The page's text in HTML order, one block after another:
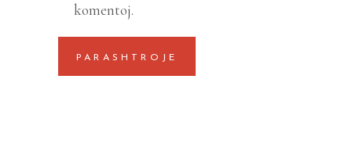
komentoj.